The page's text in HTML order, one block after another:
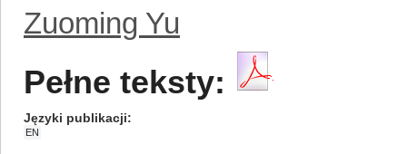
Zuoming Yu
Pełne teksty:
Języki publikacji
EN